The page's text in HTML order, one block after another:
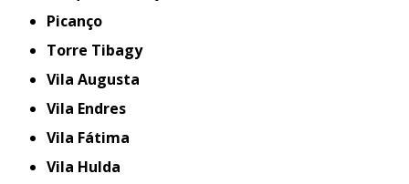
Picanço
Torre Tibagy
Vila Augusta
Vila Endres
Vila Fátima
Vila Hulda